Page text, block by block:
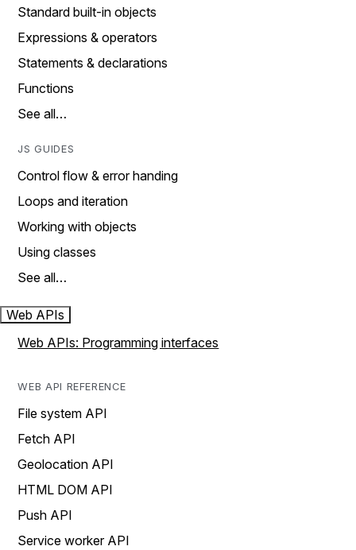
Standard built-in objects
Expressions & operators
Statements & declarations
Functions
See all…
JS GUIDES
Control flow & error handing
Loops and iteration
Working with objects
Using classes
See all…
Web APIs
Web APIs: Programming interfaces
WEB API REFERENCE
File system API
Fetch API
Geolocation API
HTML DOM API
Push API
Service worker API